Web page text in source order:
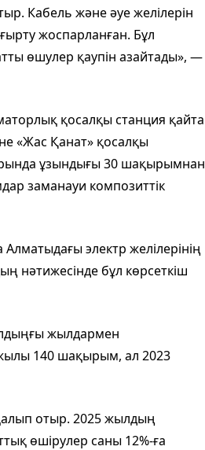
Кабель және әуе желілерін
жоспарланған. Бұл
өшулер қаупін азайтады», —
қосалқы станция қайта
«Жас Қанат» қосалқы
ұзындығы 30 шақырымнан
заманауи композиттік
электр желілерінің
нәтижесінде бұл көрсеткіш
жылдармен
140 шақырым, ал 2023
отыр. 2025 жылдың
өшірулер саны 12%-ға